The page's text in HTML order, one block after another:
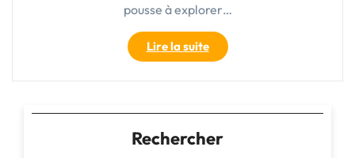
pousse à explorer…
Lire la suite"Vêtements
de
randonnée
:
allier
passion
Rechercher